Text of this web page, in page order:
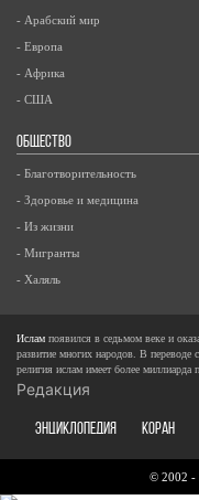
- Арабский мир
- Европа
- Африка
- США
ОБЩЕСТВО
- Благотворительность
- Здоровье и медицина
- Из жизни
- Мигранты
- Халяль
Ислам появился в седьмом веке и
развитие многих народов. В переводе
религия ислам имеет более миллиарда
Редакция
ЭНЦИКЛОПЕДИЯ КОРАН
© 2002 -